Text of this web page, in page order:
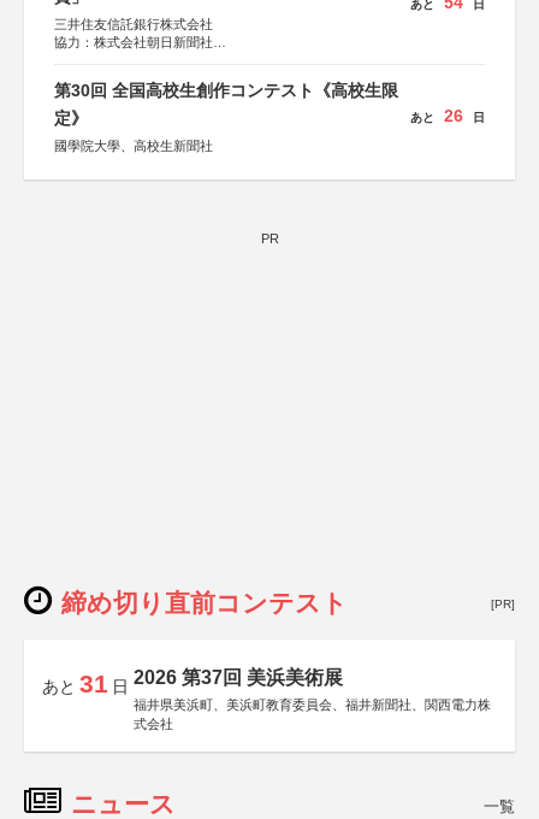
三井住友信託銀行株式会社
協力：株式会社朝日新聞社
あと 日
第30回 全国高校生創作コンテスト《高校生限
定》
國學院大學、高校生新聞社
あと 26 日
PR
締め切り直前コンテスト [PR]
あと 31 日 2026 第37回 美浜美術展
福井県美浜町、美浜町教育委員会、福井新聞社、関西電力株
式会社
ニュース 一覧